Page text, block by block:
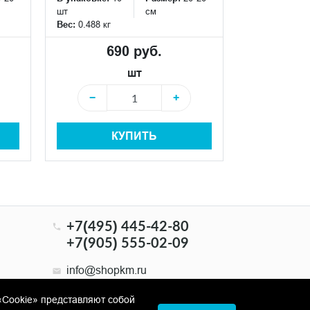
шт
см
Вес: 0.488 кг
690 руб.
шт
−
+
КУПИТЬ
+7(495) 445-42-80
+7(905) 555-02-09
info@shopkm.ru
представляют собой